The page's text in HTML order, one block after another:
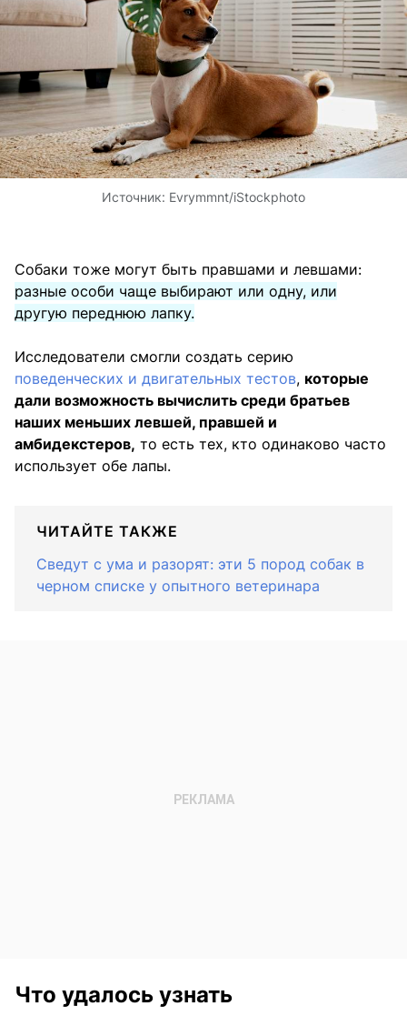
Источник: Evrymmnt/iStockphoto
Собаки тоже могут быть правшами и левшами:
разные особи чаще выбирают или одну, или
другую переднюю лапку.
Исследователи смогли создать серию
поведенческих и двигательных тестов, которые
дали возможность вычислить среди братьев
наших меньших левшей, правшей и
амбидекстеров, то есть тех, кто одинаково часто
использует обе лапы.
ЧИТАЙТЕ ТАКЖЕ
Сведут с ума и разорят: эти 5 пород собак в
черном списке у опытного ветеринара
Что удалось узнать